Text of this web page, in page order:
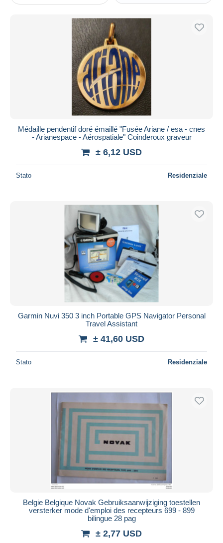
Scienze & Tecnica
GPS/Aviazione
In corso
Prezzo fisso
Asta con offerte
Aste senza offerte
Casa d'aste
Tutte le durate
Chiude fra ora
Prezzo
Spedizione gratuita
Metodi di pagamento
PayPal
Bonifico bancario
Visa
Mastercard
Bancontact
Residenza del venditore
Aggiorna
Médaille pendentif doré émaillé "Fusée Ariane / esa - cnes
- Arianespace - Aérospatiale" Coinderoux graveur
± 6,12 USD
Stato Residenziale
Garmin Nuvi 350 3 inch Portable GPS Navigator Personal
Travel Assistant
± 41,60 USD
Stato Residenziale
Belgie Belgique Novak Gebruiksaanwijziging toestellen
versterker mode d'emploi des recepteurs 699 - 899
bilingue 28 pag
± 2,77 USD